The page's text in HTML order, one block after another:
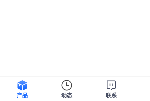
产品 动态 联系